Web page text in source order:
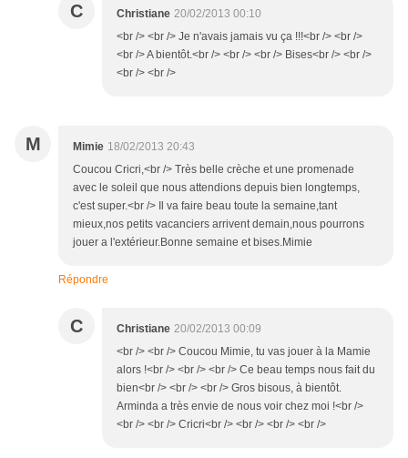
C Christiane 20/02/2013 00:10
<br /> <br /> Je n'avais jamais vu ça !!!<br /> <br />
<br /> A bientôt.<br /> <br /> <br /> Bises<br /> <br />
<br /> <br />
M Mimie 18/02/2013 20:43
Coucou Cricri,<br /> Très belle crèche et une promenade
avec le soleil que nous attendions depuis bien longtemps,
c'est super.<br /> Il va faire beau toute la semaine,tant
mieux,nos petits vacanciers arrivent demain,nous pourrons
jouer a l'extérieur.Bonne semaine et bises.Mimie
Répondre
C Christiane 20/02/2013 00:09
<br /> <br /> Coucou Mimie, tu vas jouer à la Mamie
alors !<br /> <br /> <br /> Ce beau temps nous fait du
bien<br /> <br /> <br /> Gros bisous, à bientôt.
Arminda a très envie de nous voir chez moi !<br />
<br /> <br /> Cricri<br /> <br /> <br /> <br />